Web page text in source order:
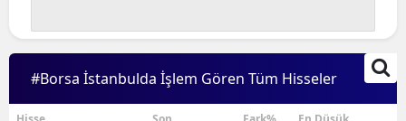
Çankırı
Çorum
Denizli
#Borsa İstanbulda İşlem Gören Tüm Hisseler